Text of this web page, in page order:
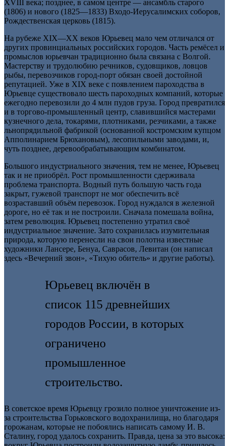
XVIII века; позднее, в самом центре — ансамбль старого
(1806) и нового (1825—1833) Входо-Иерусалимских соборов,
Рождественская церковь (1815).
На рубеже XIX—XX веков Юрьевец мало чем отличался от
других провинциальных российских городов. Часть ремёсел и
промыслов юрьевчан традиционно была связана с Волгой.
Мастерству и трудолюбию речников, судовщиков, ловцов
рыбы, перевозчиков город-порт обязан своей достойной
репутацией. Уже в XIX веке с появлением пароходства в
Юрьевце существовало шесть пароходных компаний, которые
ежегодно перевозили до 4 млн пудов груза. Город превратился
и в торгово-промышленный центр, славившийся мастерами
кузнечного дела, токарями, плотниками, резчиками, а также
льнопрядильной фабрикой (основанной костромским купцом
Апполинарием Брюхановым), лесопильными заводами, и,
чуть позднее, деревообрабатывающим комбинатом.
Большого индустриального значения, тем не менее, Юрьевец
так и не приобрёл. Рост промышленности сдерживала
проблема транспорта. Водный путь большую часть года
закрыт, гужевой транспорт не мог обеспечить всё
возраставший объём перевозок. Город нуждался в железной
дороге, но её так и не построили. Сначала помешала война,
затем революция. Юрьевец постепенно утратил своё
индустриальное значение. Зато сохранилась изумительная
природа, которую перенесли на свои полотна известные
художники Лансере, Бенуа, Саврасов, Левитан (он написал
здесь «Вечерний звон», «Тихую обитель» и другие работы).
Юрьевец включён в
список 115 древнейших
городов России, в которых
ограничено
промышленное
строительство.
В советское время Юрьевцу грозило полное уничтожение из-
за строительства Горьковского водохранилища, но благодаря
горожанам, которые не побоялись написать самому И. В.
Сталину, город удалось сохранить. Правда, цена за это высока: